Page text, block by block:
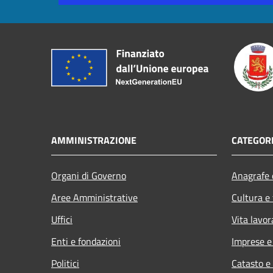
AMMINISTRAZIONE
Organi di Governo
Aree Amministrative
Uffici
Enti e fondazioni
Politici
Cultura
Vita
Imprese
Catasto